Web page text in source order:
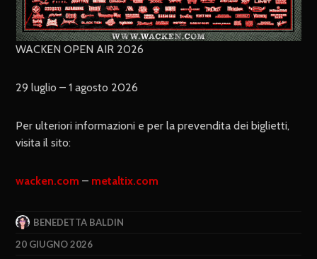
WACKEN OPEN AIR 2026
29 luglio – 1 agosto 2026
Per ulteriori informazioni e per la prevendita dei biglietti,
visita il sito:
wacken.com – metaltix.com
BENEDETTA BALDIN
20 GIUGNO 2026